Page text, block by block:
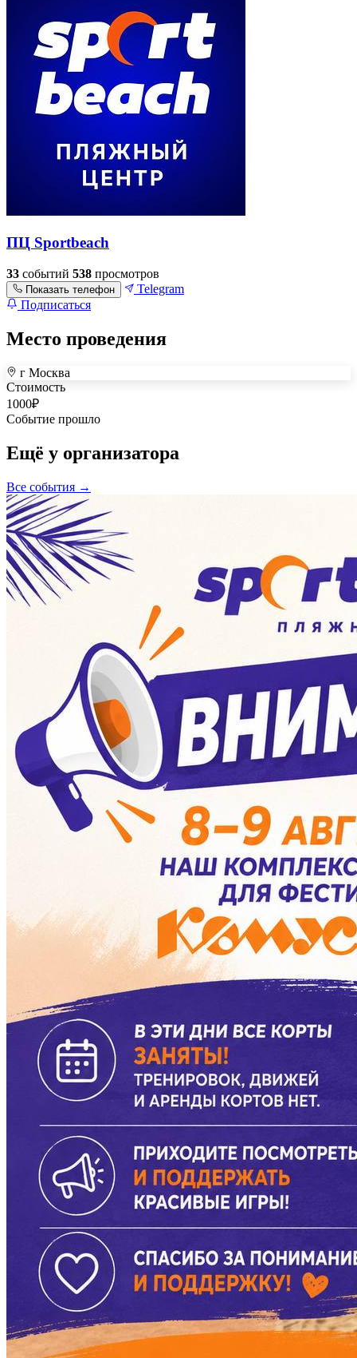
ПЦ Sportbeach
33 событий 538 просмотров
Показать телефон
Telegram
Подписаться
Место проведения
+
–
г Москва
Стоимость
1000₽
Событие прошло
Ещё у организатора
Все события →